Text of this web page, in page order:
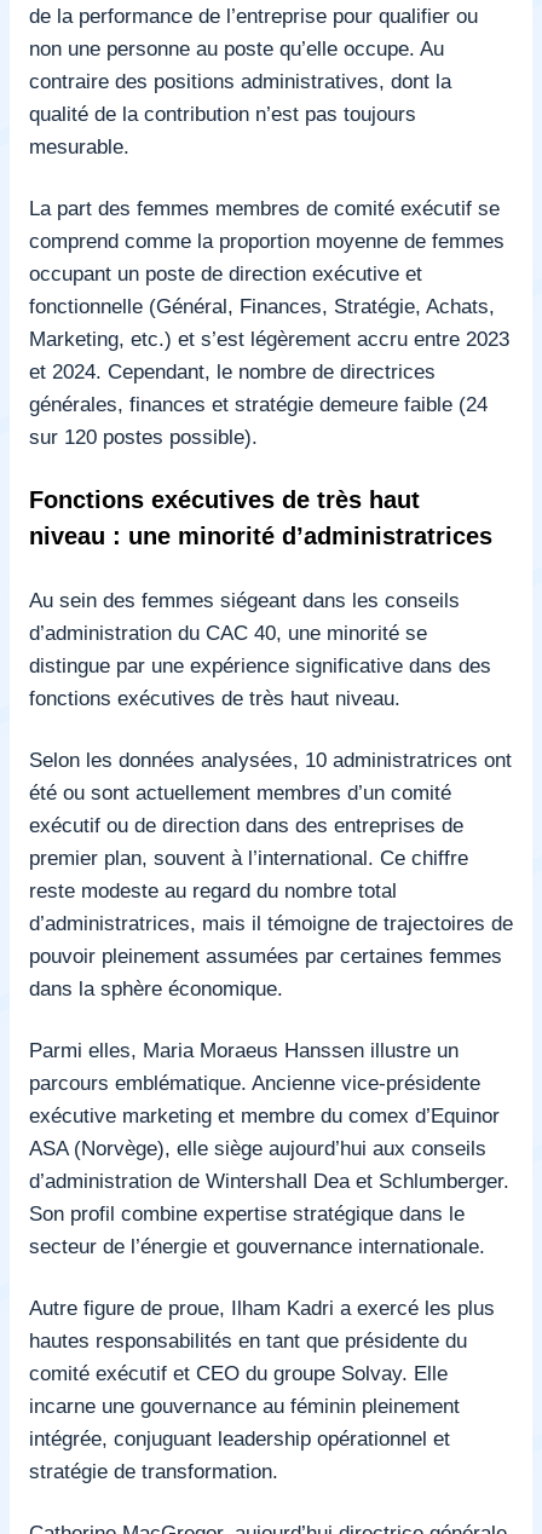
de la performance de l’entreprise pour qualifier ou
non une personne au poste qu’elle occupe. Au
contraire des positions administratives, dont la
qualité de la contribution n’est pas toujours
mesurable.
La part des femmes membres de comité exécutif se
comprend comme la proportion moyenne de femmes
occupant un poste de direction exécutive et
fonctionnelle (Général, Finances, Stratégie, Achats,
Marketing, etc.) et s’est légèrement accru entre 2023
et 2024. Cependant, le nombre de directrices
générales, finances et stratégie demeure faible (24
sur 120 postes possible).
Fonctions exécutives de très haut
niveau : une minorité d’administratrices
Au sein des femmes siégeant dans les conseils
d’administration du CAC 40, une minorité se
distingue par une expérience significative dans des
fonctions exécutives de très haut niveau.
Selon les données analysées, 10 administratrices ont
été ou sont actuellement membres d’un comité
exécutif ou de direction dans des entreprises de
premier plan, souvent à l’international. Ce chiffre
reste modeste au regard du nombre total
d’administratrices, mais il témoigne de trajectoires de
pouvoir pleinement assumées par certaines femmes
dans la sphère économique.
Parmi elles, Maria Moraeus Hanssen illustre un
parcours emblématique. Ancienne vice-présidente
exécutive marketing et membre du comex d’Equinor
ASA (Norvège), elle siège aujourd’hui aux conseils
d’administration de Wintershall Dea et Schlumberger.
Son profil combine expertise stratégique dans le
secteur de l’énergie et gouvernance internationale.
Autre figure de proue, Ilham Kadri a exercé les plus
hautes responsabilités en tant que présidente du
comité exécutif et CEO du groupe Solvay. Elle
incarne une gouvernance au féminin pleinement
intégrée, conjuguant leadership opérationnel et
stratégie de transformation.